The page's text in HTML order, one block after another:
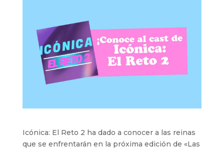
Icónica: El Reto 2 ha dado a conocer a las reinas
que se enfrentarán en la próxima edición de «Las